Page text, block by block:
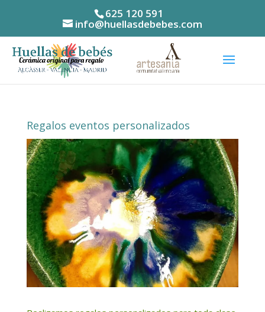
625 120 591
info@huellasdebebes.com
Regalos eventos personalizados